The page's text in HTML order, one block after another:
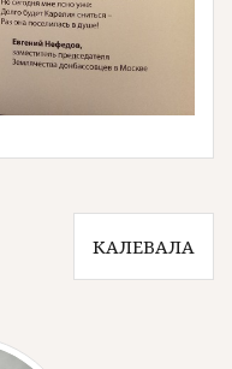
КАЛЕВАЛА